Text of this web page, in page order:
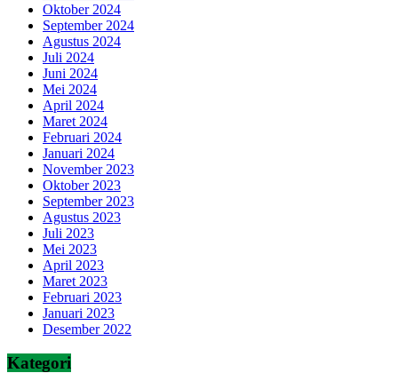
Oktober 2024
September 2024
Agustus 2024
Juli 2024
Juni 2024
Mei 2024
April 2024
Maret 2024
Februari 2024
Januari 2024
November 2023
Oktober 2023
September 2023
Agustus 2023
Juli 2023
Mei 2023
April 2023
Maret 2023
Februari 2023
Januari 2023
Desember 2022
Kategori